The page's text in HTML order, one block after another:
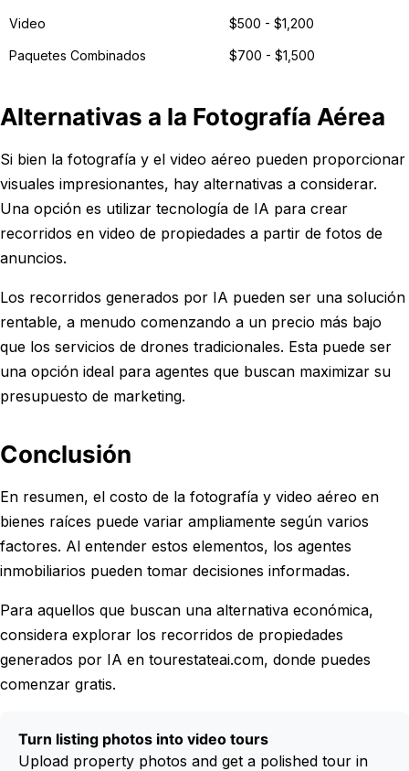
Video $500 - $1,200
Paquetes Combinados $700 - $1,500
Alternativas a la Fotografía Aérea
Si bien la fotografía y el video aéreo pueden proporcionar
visuales impresionantes, hay alternativas a considerar.
Una opción es utilizar tecnología de IA para crear
recorridos en video de propiedades a partir de fotos de
anuncios.
Los recorridos generados por IA pueden ser una solución
rentable, a menudo comenzando a un precio más bajo
que los servicios de drones tradicionales. Esta puede ser
una opción ideal para agentes que buscan maximizar su
presupuesto de marketing.
Conclusión
En resumen, el costo de la fotografía y video aéreo en
bienes raíces puede variar ampliamente según varios
factores. Al entender estos elementos, los agentes
inmobiliarios pueden tomar decisiones informadas.
Para aquellos que buscan una alternativa económica,
considera explorar los recorridos de propiedades
generados por IA en tourestateai.com, donde puedes
comenzar gratis.
Turn listing photos into video tours
Upload property photos and get a polished tour in